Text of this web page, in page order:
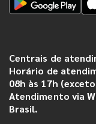
Centrais de
Horário de
08h às 17h
Atendimento via
Brasil.